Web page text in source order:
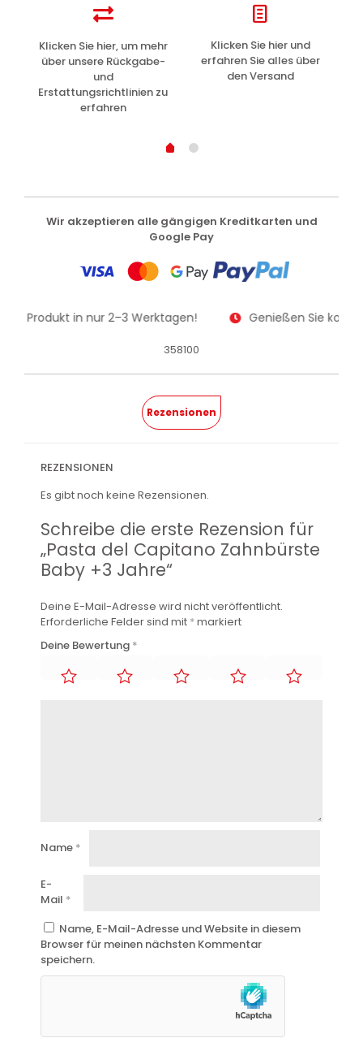
Klicken Sie hier, um mehr
über unsere Rückgabe-
und
Erstattungsrichtlinien zu
erfahren
Klicken Sie hier und
erfahren Sie alles über
den Versand
Wir akzeptieren alle gängigen Kreditkarten und
Google Pay
Ihr Produkt in nur 2–3 Werktagen! Genießen Sie
358100
Rezensionen
REZENSIONEN
Es gibt noch keine Rezensionen.
Schreibe die erste Rezension für
„Pasta del Capitano Zahnbürste
Baby +3 Jahre“
Deine E-Mail-Adresse wird nicht veröffentlicht.
Erforderliche Felder sind mit *markiert
Deine Bewertung *
Name *
E-
Mail *
Name, E-Mail-Adresse und Website in diesem
Browser für meinen nächsten Kommentar
speichern.